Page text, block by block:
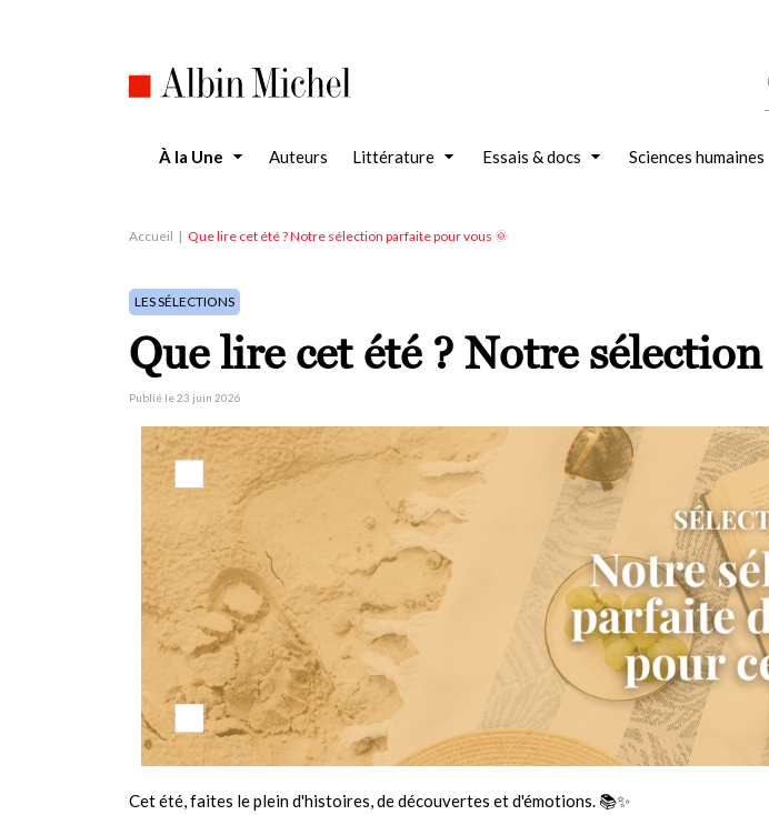
À la Une Auteurs Littérature Essais & docs Sciences humaines
Accueil Que lire cet été ? Notre sélection parfaite pour vous 🌞
LES SÉLECTIONS
Que lire cet été ? Notre
Publié le 23 juin 2026
Image
Cet été, faites le plein d'histoires, de découvertes et d'émotions. 📚✨